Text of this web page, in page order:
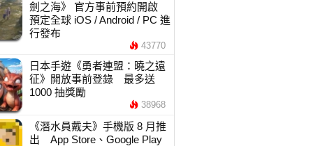
劍之海》 官方事前預約開啟
預定全球 iOS / Android / PC 進
行發布
43770
日本手遊《勇者連盟：曉之遠
征》開放事前登錄 最多送
1000 抽獎勵
38968
《潛水員戴夫》手機版 8 月推
出 App Store、Google Play